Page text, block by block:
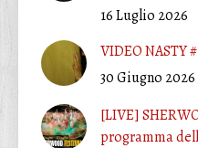
16 Luglio 2026
VIDEO NASTY
30 Giugno 2026
[LIVE]
programma